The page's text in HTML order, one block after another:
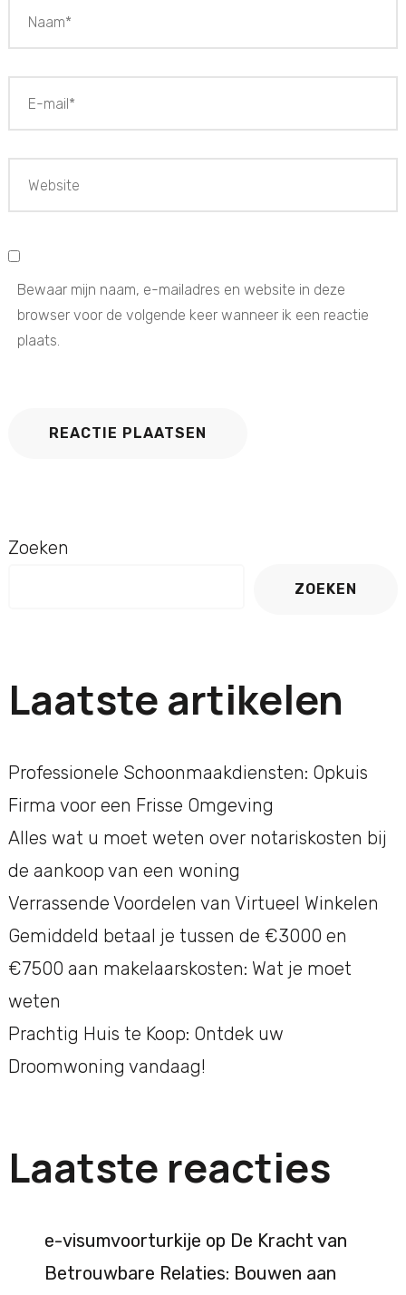
Bewaar mijn naam, e-mailadres en website in deze
browser voor de volgende keer wanneer ik een reactie
plaats.
Zoeken
ZOEKEN
Laatste artikelen
Professionele Schoonmaakdiensten: Opkuis
Firma voor een Frisse Omgeving
Alles wat u moet weten over notariskosten bij
de aankoop van een woning
Verrassende Voordelen van Virtueel Winkelen
Gemiddeld betaal je tussen de €3000 en
€7500 aan makelaarskosten: Wat je moet
weten
Prachtig Huis te Koop: Ontdek uw
Droomwoning vandaag!
Laatste reacties
e-visumvoorturkije op De Kracht van
Betrouwbare Relaties: Bouwen aan